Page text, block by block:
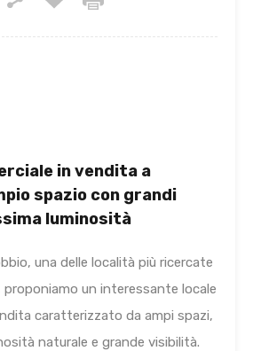
in vendita a
spazio con grandi
luminosità
una delle località più ricercate
proponiamo un interessante locale
caratterizzato da ampi spazi,
naturale e grande visibilità.